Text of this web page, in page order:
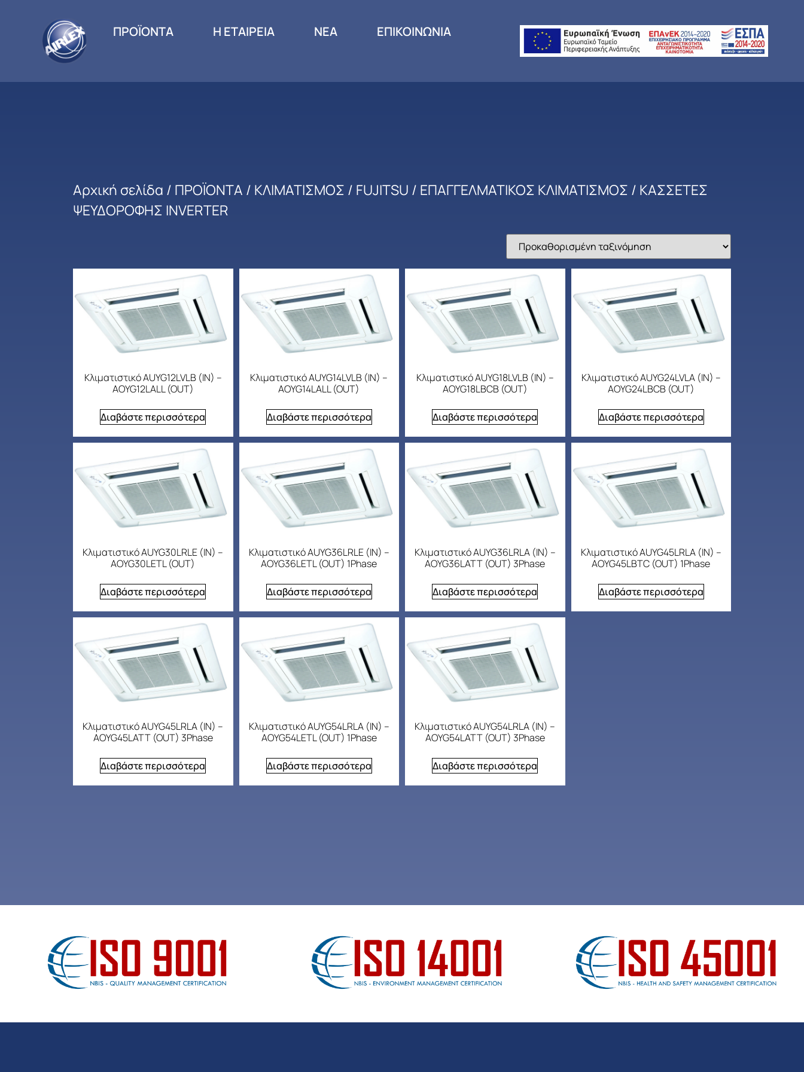
ΠΡΟΪΟΝΤΑ Η ΕΤΑΙΡΕΙΑ ΝΕΑ ΕΠΙΚΟΙΝΩΝΙΑ
Αρχική σελίδα / ΠΡΟΪΟΝΤΑ / ΚΛΙΜΑΤΙΣΜΟΣ / FUJITSU / ΕΠΑΓΓΕΛΜΑΤΙΚΟΣ ΚΛΙΜΑΤΙΣΜΟΣ / ΚΑΣΣΕΤΕΣ
ΨΕΥΔΟΡΟΦΗΣ INVERTER
Κλιματιστικό AUYG12LVLB (IN) –
AOYG12LALL (OUT)
Διαβάστε περισσότερα
Κλιματιστικό AUYG14LVLB (IN) –
AOYG14LALL (OUT)
Διαβάστε περισσότερα
Κλιματιστικό AUYG18LVLB (IN) –
AOYG18LBCB (OUT)
Διαβάστε περισσότερα
Κλιματιστικό AUYG24LVLA (IN) –
AOYG24LBCB (OUT)
Διαβάστε περισσότερα
Κλιματιστικό AUYG30LRLE (IN) –
AOYG30LETL (OUT)
Διαβάστε περισσότερα
Κλιματιστικό AUYG36LRLE (IN) –
AOYG36LETL (OUT) 1Phase
Διαβάστε περισσότερα
Κλιματιστικό AUYG36LRLA (IN) –
AOYG36LATT (OUT) 3Phase
Διαβάστε περισσότερα
Κλιματιστικό AUYG45LRLA (IN) –
AOYG45LBTC (OUT) 1Phase
Διαβάστε περισσότερα
Κλιματιστικό AUYG45LRLA (IN) –
AOYG45LATT (OUT) 3Phase
Διαβάστε περισσότερα
Κλιματιστικό AUYG54LRLA (IN) –
AOYG54LETL (OUT) 1Phase
Διαβάστε περισσότερα
Κλιματιστικό AUYG54LRLA (IN) –
AOYG54LATT (OUT) 3Phase
Διαβάστε περισσότερα